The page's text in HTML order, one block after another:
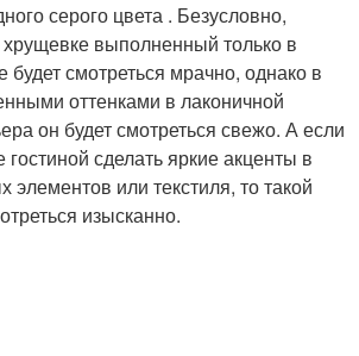
серого цвета . Безусловно,
хрущевке выполненный только в
смотреться мрачно, однако в
оттенками в лаконичной
он будет смотреться свежо. А если
сделать яркие акценты в
элементов или текстиля, то такой
изысканно.